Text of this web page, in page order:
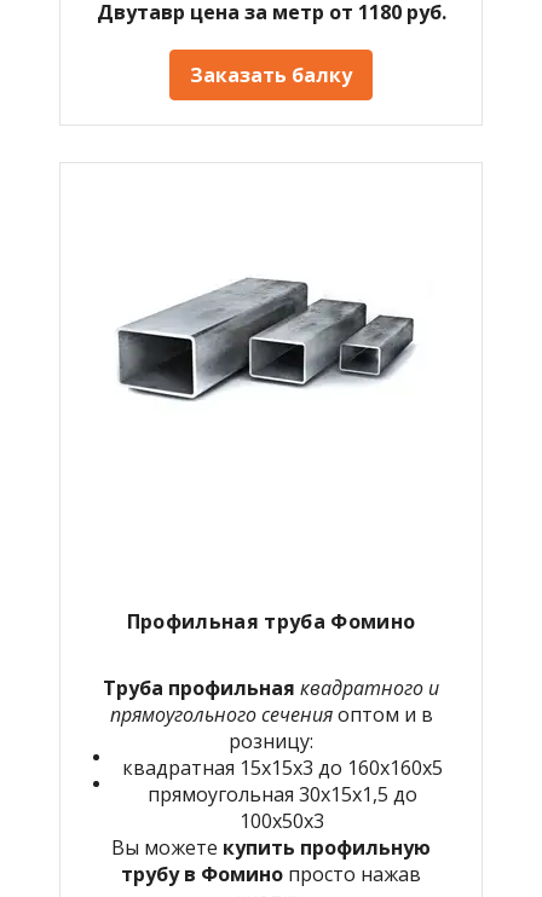
Двутавр цена за метр от 1180 руб.
Заказать балку
Профильная труба Фомино
Труба профильная квадратного и
прямоугольного сеченияоптом и в
розницу:
квадратная 15х15х3 до 160х160х5
прямоугольная 30х15х1,5 до
100х50х3
Вы можете купить профильную
трубу в Фомино просто нажав